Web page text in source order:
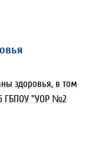
здоровья, в том
ГБПОУ "УОР №2